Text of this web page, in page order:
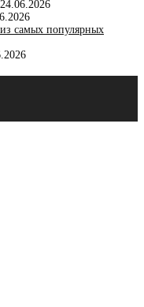
24.06.2026
самых популярных